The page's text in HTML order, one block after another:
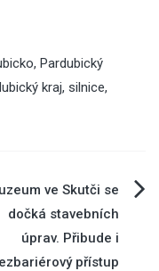
, Pardubický
kraj, silnice,
ve Skutči se
dočká stavebních
úprav. Přibude i
přístup